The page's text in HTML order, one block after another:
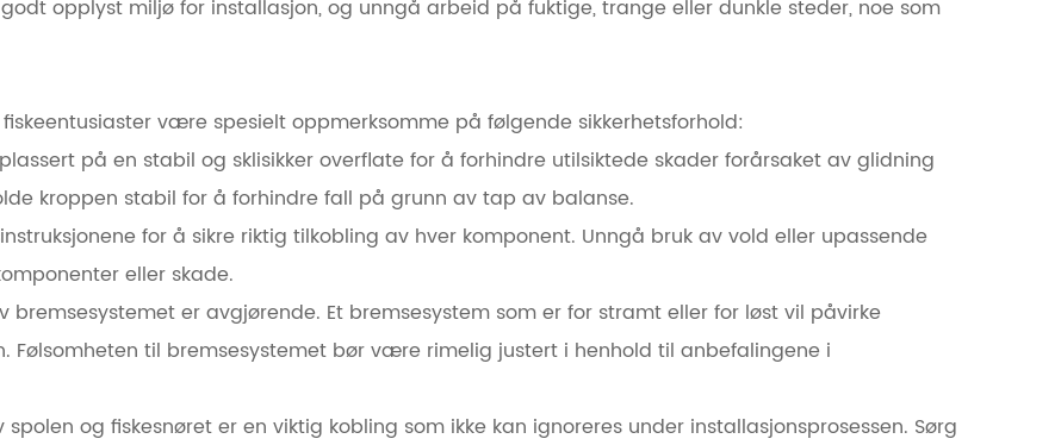
opplyst miljø for installasjon, og unngå arbeid på fuktige, trange eller dunkle steder, noe som
være spesielt oppmerksomme på følgende sikkerhetsforhold:
på en stabil og sklisikker overflate for å forhindre utilsiktede skader forårsaket av glidning
kroppen stabil for å forhindre fall på grunn av tap av balanse.
for å sikre riktig tilkobling av hver komponent. Unngå bruk av vold eller upassende
eller skade.
er avgjørende. Et bremsesystem som er for stramt eller for løst vil påvirke
Følsomheten til bremsesystemet bør være rimelig justert i henhold til anbefalingene i
og fiskesnøret er en viktig kobling som ikke kan ignoreres under installasjonsprosessen. Sørg